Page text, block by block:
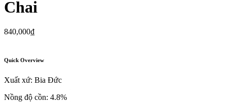
Chai
840,000₫
Quick Overview
Xuất xứ: Bia Đức
Nồng độ cồn: 4.8%